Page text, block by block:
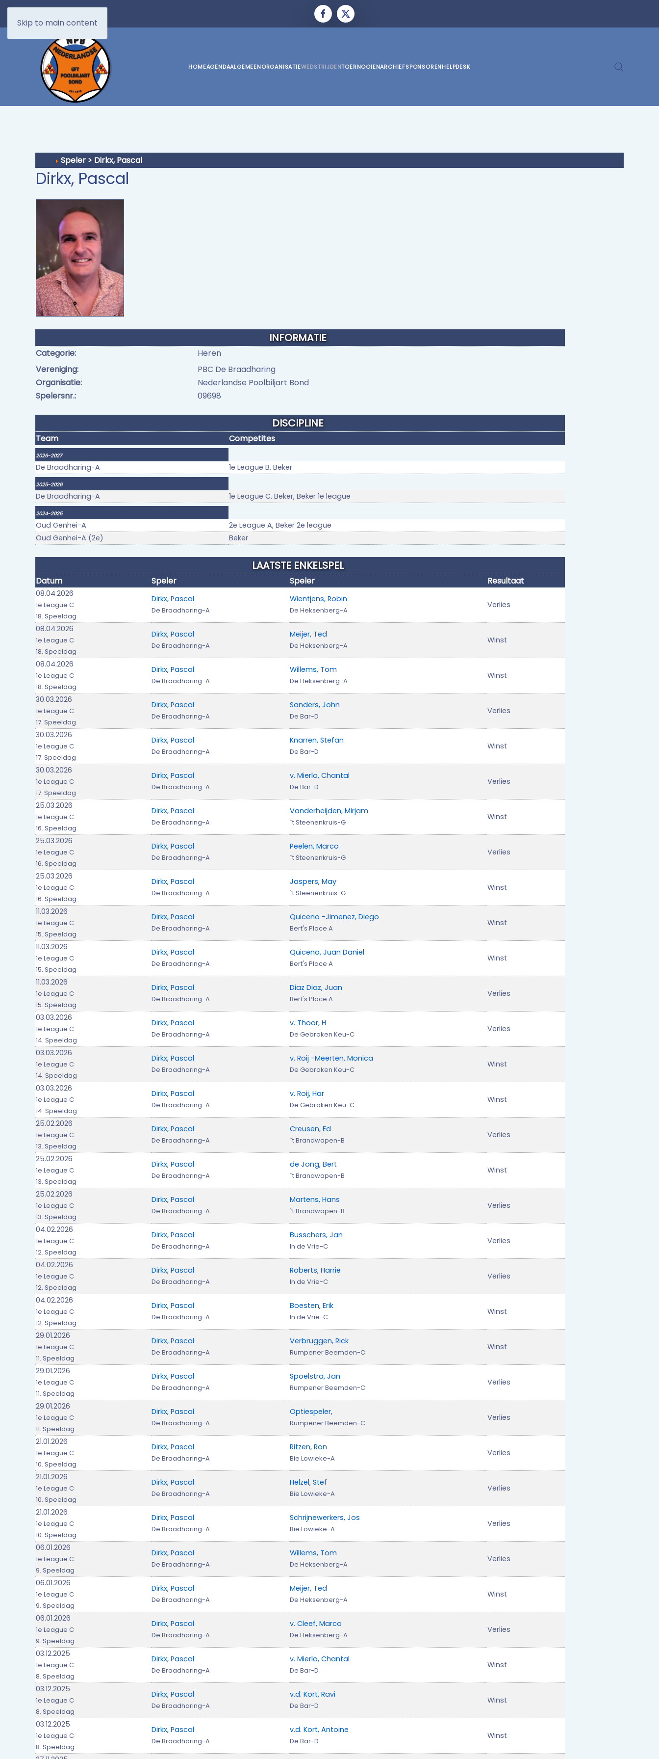
Skip to main content
HOMEAGENDAALGEMEENORGANISATIEWEDSTRIJDENTOERNOOIENARCHIEFSPONSORENHELPDESK
Speler > Dirkx, Pascal
Dirkx, Pascal
INFORMATIE
Categorie:
Heren
Vereniging:
PBC De Braadharing
Organisatie:
Nederlandse Poolbiljart Bond
Spelersnr.:
09698
DISCIPLINE
Team Competites
2026-2027
De Braadharing-A 1e League B, Beker
2025-2026
De Braadharing-A 1e League C, Beker, Beker 1e league
2024-2025
Oud Genhei-A
2e League A, Beker 2e league
Oud Genhei-A (2e)
Beker
LAATSTE ENKELSPEL
Datum Speler Speler Resultaat
08.04.2026
1e League C
18. Speeldag
Dirkx, Pascal
De Braadharing-A
Wientjens, Robin
De Heksenberg-A
Verlies
08.04.2026
1e League C
18. Speeldag
Dirkx, Pascal
De Braadharing-A
Meijer, Ted
De Heksenberg-A
Winst
08.04.2026
1e League C
18. Speeldag
Dirkx, Pascal
De Braadharing-A
Willems, Tom
De Heksenberg-A
Winst
30.03.2026
1e League C
17. Speeldag
Dirkx, Pascal
De Braadharing-A
Sanders, John
De Bar-D
Verlies
30.03.2026
1e League C
17. Speeldag
Dirkx, Pascal
De Braadharing-A
Knarren, Stefan
De Bar-D
Winst
30.03.2026
1e League C
17. Speeldag
Dirkx, Pascal
De Braadharing-A
v. Mierlo, Chantal
De Bar-D
Verlies
25.03.2026
1e League C
16. Speeldag
Dirkx, Pascal
De Braadharing-A
Vanderheijden, Mirjam
`t Steenenkruis-G
Winst
25.03.2026
1e League C
16. Speeldag
Dirkx, Pascal
De Braadharing-A
Peelen, Marco
`t Steenenkruis-G
Verlies
25.03.2026
1e League C
16. Speeldag
Dirkx, Pascal
De Braadharing-A
Jaspers, May
`t Steenenkruis-G
Winst
11.03.2026
1e League C
15. Speeldag
Dirkx, Pascal
De Braadharing-A
Quiceno -Jimenez, Diego
Bert's Place A
Winst
11.03.2026
1e League C
15. Speeldag
Dirkx, Pascal
De Braadharing-A
Quiceno, Juan Daniel
Bert's Place A
Winst
11.03.2026
1e League C
15. Speeldag
Dirkx, Pascal
De Braadharing-A
Diaz Diaz, Juan
Bert's Place A
Verlies
03.03.2026
1e League C
14. Speeldag
Dirkx, Pascal
De Braadharing-A
v. Thoor, H
De Gebroken Keu-C
Verlies
03.03.2026
1e League C
14. Speeldag
Dirkx, Pascal
De Braadharing-A
v. Roij -Meerten, Monica
De Gebroken Keu-C
Winst
03.03.2026
1e League C
14. Speeldag
Dirkx, Pascal
De Braadharing-A
v. Roij, Har
De Gebroken Keu-C
Winst
25.02.2026
1e League C
13. Speeldag
Dirkx, Pascal
De Braadharing-A
Creusen, Ed
`t Brandwapen-B
Verlies
25.02.2026
1e League C
13. Speeldag
Dirkx, Pascal
De Braadharing-A
de Jong, Bert
`t Brandwapen-B
Winst
25.02.2026
1e League C
13. Speeldag
Dirkx, Pascal
De Braadharing-A
Martens, Hans
`t Brandwapen-B
Verlies
04.02.2026
1e League C
12. Speeldag
Dirkx, Pascal
De Braadharing-A
Busschers, Jan
In de Vrie-C
Verlies
04.02.2026
1e League C
12. Speeldag
Dirkx, Pascal
De Braadharing-A
Roberts, Harrie
In de Vrie-C
Verlies
04.02.2026
1e League C
12. Speeldag
Dirkx, Pascal
De Braadharing-A
Boesten, Erik
In de Vrie-C
Winst
29.01.2026
1e League C
11. Speeldag
Dirkx, Pascal
De Braadharing-A
Verbruggen, Rick
Rumpener Beemden-C
Winst
29.01.2026
1e League C
11. Speeldag
Dirkx, Pascal
De Braadharing-A
Spoelstra, Jan
Rumpener Beemden-C
Verlies
29.01.2026
1e League C
11. Speeldag
Dirkx, Pascal
De Braadharing-A
Optiespeler,
Rumpener Beemden-C
Verlies
21.01.2026
1e League C
10. Speeldag
Dirkx, Pascal
De Braadharing-A
Ritzen, Ron
Bie Lowieke-A
Verlies
21.01.2026
1e League C
10. Speeldag
Dirkx, Pascal
De Braadharing-A
Helzel, Stef
Bie Lowieke-A
Verlies
21.01.2026
1e League C
10. Speeldag
Dirkx, Pascal
De Braadharing-A
Schrijnewerkers, Jos
Bie Lowieke-A
Verlies
06.01.2026
1e League C
9. Speeldag
Dirkx, Pascal
De Braadharing-A
Willems, Tom
De Heksenberg-A
Verlies
06.01.2026
1e League C
9. Speeldag
Dirkx, Pascal
De Braadharing-A
Meijer, Ted
De Heksenberg-A
Winst
06.01.2026
1e League C
9. Speeldag
Dirkx, Pascal
De Braadharing-A
v. Cleef, Marco
De Heksenberg-A
Verlies
03.12.2025
1e League C
8. Speeldag
Dirkx, Pascal
De Braadharing-A
v. Mierlo, Chantal
De Bar-D
Winst
03.12.2025
1e League C
8. Speeldag
Dirkx, Pascal
De Braadharing-A
v.d. Kort, Ravi
De Bar-D
Winst
03.12.2025
1e League C
8. Speeldag
Dirkx, Pascal
De Braadharing-A
v.d. Kort, Antoine
De Bar-D
Winst